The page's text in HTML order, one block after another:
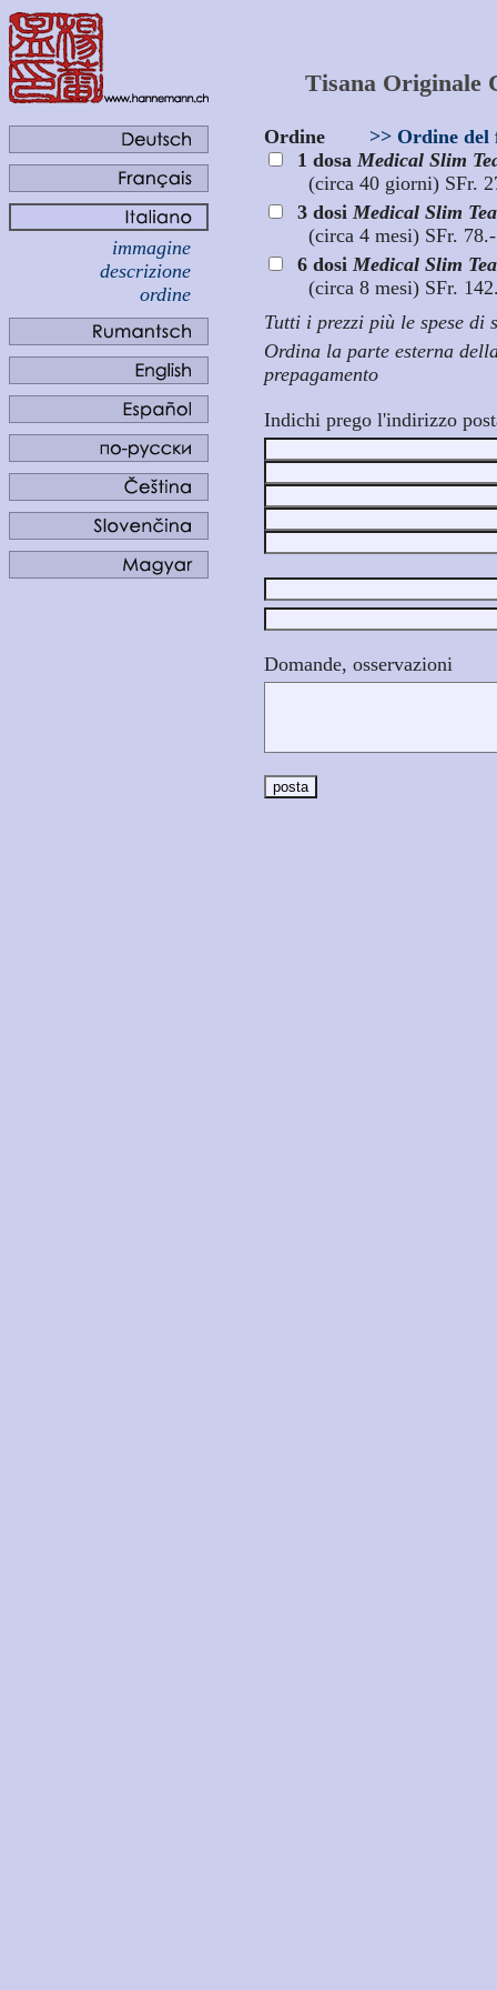
immagine
descrizione
ordine
Tisana Originale
Ordine
>> Ordine del
1 dosaMedical Slim
(circa 40 giorni) SFr.
3 dosiMedical Slim Tea
(circa 4 mesi) SFr. 78.-
6 dosiMedical Slim Tea
(circa 8 mesi) SFr.
Tutti i prezzi più le spese di
Ordina la parte esterna
prepagamento
Indichi prego l'indirizzo
Domande, osservazioni